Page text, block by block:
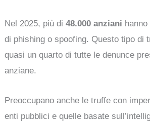
Nel 2025, più di48.000 anziani
di phishing o spoofing. Questo tipo di
quasi un quarto di tutte le denunce
anziane.
Preoccupano anche le truffe con
enti pubblici e quelle basate